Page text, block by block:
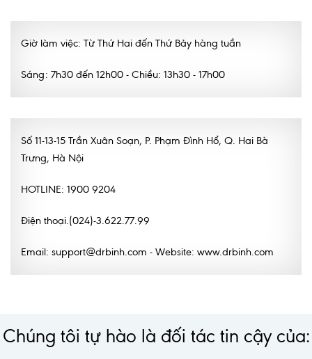
Giờ làm việc: Từ Thứ Hai đến Thứ Bảy hàng tuần
Sáng: 7h30 đến 12h00 - Chiều: 13h30 - 17h00
Số 11-13-15 Trần Xuân Soạn, P. Phạm Đình Hổ, Q. Hai Bà
Trưng, Hà Nội
HOTLINE: 1900 9204
Điện thoại.(024)-3.622.77.99
Email: support@drbinh.com - Website: www.drbinh.com
Chúng tôi tự hào là đối tác tin cậy của: